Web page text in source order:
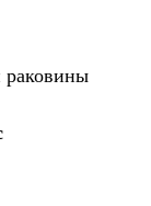
раковины